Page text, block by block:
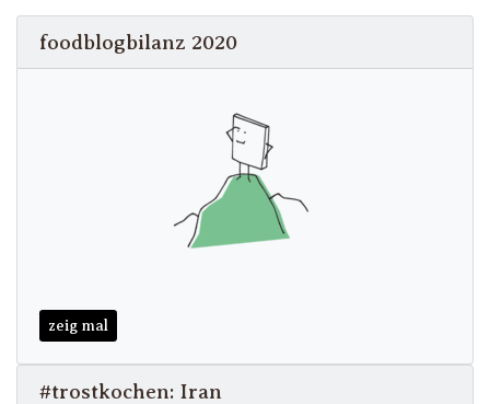
foodblogbilanz 2020
zeig mal
#trostkochen: Iran